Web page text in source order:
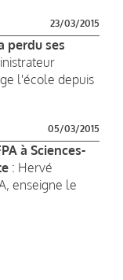
23/03/2015
perdu ses
l'école depuis
05/03/2015
à Sciences-
: Hervé
enseigne le